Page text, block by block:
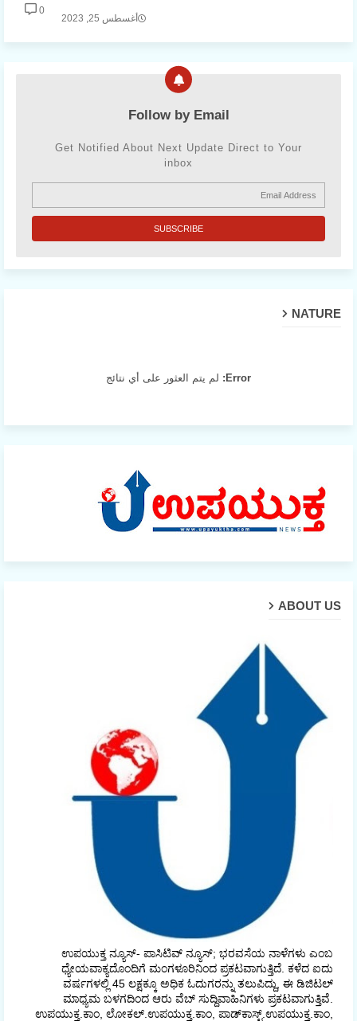
أغسطس 25, 2023
0
Follow by Email
Get Notified About Next Update Direct to Your
inbox
NATURE
Error: لم يتم العثور على أي نتائج
ABOUT US
ಉಪಯುಕ್ತ ನ್ಯೂಸ್- ಪಾಸಿಟಿವ್ ನ್ಯೂಸ್; ಭರವಸೆಯ ನಾಳೆಗಳು ಎಂಬ
ಧ್ಯೇಯವಾಕ್ಯದೊಂದಿಗೆ ಮಂಗಳೂರಿನಿಂದ ಪ್ರಕಟವಾಗುತ್ತಿದೆ. ಕಳೆದ ಐದು
ವರ್ಷಗಳಲ್ಲಿ 45 ಲಕ್ಷಕ್ಕೂ ಅಧಿಕ ಓದುಗರನ್ನು ತಲುಪಿದ್ದು, ಈ ಡಿಜಿಟಲ್‌
ಮಾಧ್ಯಮ ಬಳಗದಿಂದ ಆರು ವೆಬ್ ಸುದ್ದಿವಾಹಿನಿಗಳು ಪ್ರಕಟವಾಗುತ್ತಿವೆ.
ಉಪಯುಕ್ತ.ಕಾಂ, ಲೋಕಲ್‌.ಉಪಯುಕ್ತ.ಕಾಂ, ಪಾಡ್‌ಕಾಸ್ಟ್‌.ಉಪಯುಕ್ತ.ಕಾಂ,